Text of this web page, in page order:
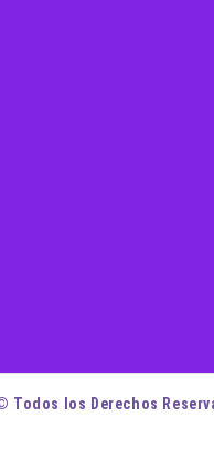
Todos los Derechos